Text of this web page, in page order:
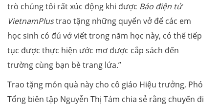
trò chúng tôi rất xúc động khi được Báo điện tử
VietnamPlustrao tặng những quyển vở để các em
học sinh có đủ vở viết trong năm học này, có thể tiếp
tục được thực hiện ước mơ được cắp sách đến
trường cùng bạn bè trang lứa.”
Trao tặng món quà này cho cô giáo Hiệu trưởng, Phó
Tổng biên tập Nguyễn Thị Tám chia sẻ rằng chuyến đi